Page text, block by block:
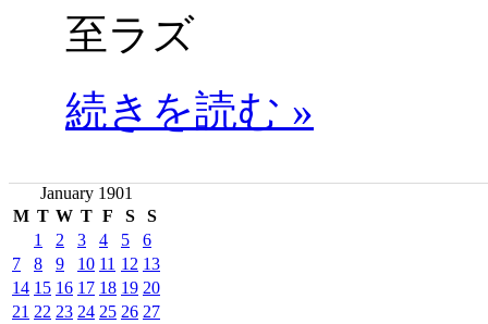
至ラズ
続きを読む »
January 1901
M T W T F S S
1 2 3 4 5
6
7
8 9 10 11 12 13
14 15 16 17 18 19 20
21 22 23 24 25 26 27